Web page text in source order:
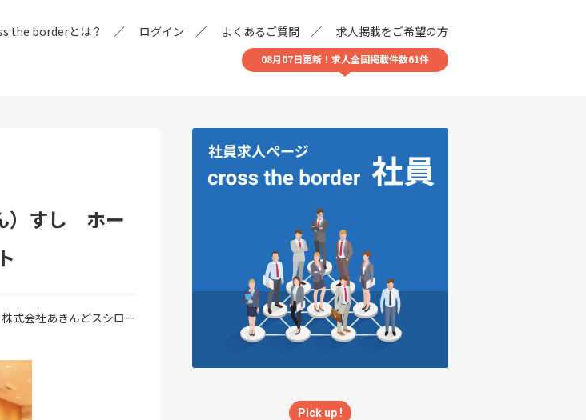
the borderとは？ ログイン よくあるご質問 求人掲載をご希望の方
08月07日更新！求人全国掲載件数61件
）すし ホー
株式会社あきんどスシロー
Pick up !